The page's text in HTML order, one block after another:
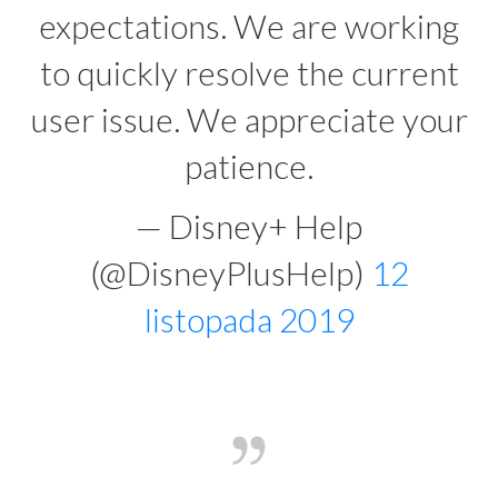
expectations. We are working
to quickly resolve the current
user issue. We appreciate your
patience.
— Disney+ Help
(@DisneyPlusHelp) 12
listopada 2019